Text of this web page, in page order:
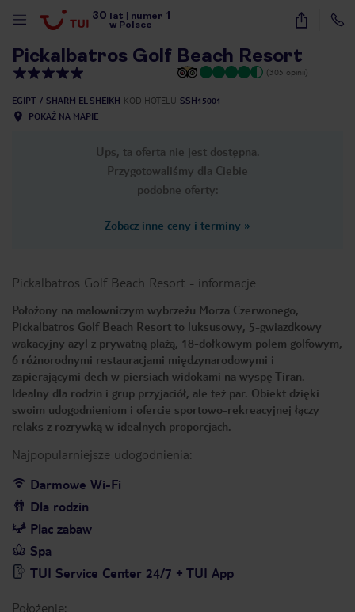
30 lat numer 1
w Polsce
49
Pickalbatros Golf Beach Resort
(305 opinii)
EGIPT SHARM EL SHEIKH KOD HOTELU SSH15001
POKAŻ NA MAPIE
Ups, ta oferta nie jest dostępna.
Przygotowaliśmy dla Ciebie
podobne oferty:
Zobacz inne ceny i terminy »
Pickalbatros Golf Beach Resort - informacje
Położony na malowniczym wybrzeżu Morza Czerwonego,
Pickalbatros Golf Beach Resort to luksusowy, 5-gwiazdkowy
wakacyjny azyl z prywatną plażą, 18-dołkowym polem golfowym,
6 różnorodnymi restauracjami międzynarodowymi i
zapierającymi dech w piersiach widokami na wyspę Tiran.
Idealny dla rodzin i grup przyjaciół, ale też par. Obiekt dzięki
swoim udogodnieniom i ofercie sportowo-rekreacyjnej łączy
relaks z rozrywką w idealnych proporcjach.
Najpopularniejsze udogodnienia:
Darmowe Wi-Fi
Dla rodzin
Plac zabaw
Spa
TUI Service Center 24/7 + TUI App
Położenie: